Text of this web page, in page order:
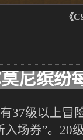
《
尼缤纷
37级以上冒
入场券”。20